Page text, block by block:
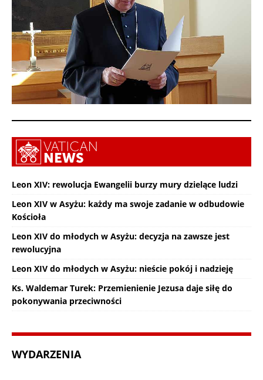
Leon XIV: rewolucja Ewangelii burzy mury dzielące ludzi
Leon XIV w Asyżu: każdy ma swoje zadanie w odbudowie
Kościoła
Leon XIV do młodych w Asyżu: decyzja na zawsze jest
rewolucyjna
Leon XIV do młodych w Asyżu: nieście pokój i nadzieję
Ks. Waldemar Turek: Przemienienie Jezusa daje siłę do
pokonywania przeciwności
WYDARZENIA